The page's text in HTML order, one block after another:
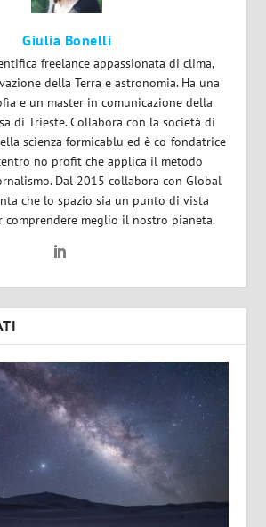
Giulia Bonelli
freelance appassionata di clima,
della Terra e astronomia. Ha una
e un master in comunicazione della
di Trieste. Collabora con la società di
scienza formicablu ed è co-fondatrice
no profit che applica il metodo
Dal 2015 collabora con Global
che lo spazio sia un punto di vista
comprendere meglio il nostro pianeta.